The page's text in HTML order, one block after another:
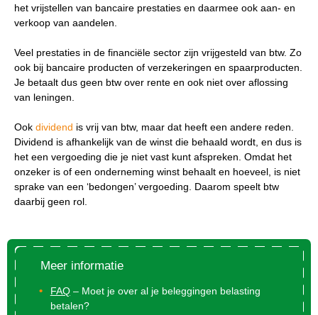
het vrijstellen van bancaire prestaties en daarmee ook aan- en
verkoop van aandelen.
Veel prestaties in de financiële sector zijn vrijgesteld van btw. Zo
ook bij bancaire producten of verzekeringen en spaarproducten.
Je betaalt dus geen btw over rente en ook niet over aflossing
van leningen.
Ook dividend is vrij van btw, maar dat heeft een andere reden.
Dividend is afhankelijk van de winst die behaald wordt, en dus is
het een vergoeding die je niet vast kunt afspreken. Omdat het
onzeker is of een onderneming winst behaalt en hoeveel, is niet
sprake van een ‘bedongen’ vergoeding. Daarom speelt btw
daarbij geen rol.
Meer informatie
FAQ– Moet je over al je beleggingen belasting
betalen?